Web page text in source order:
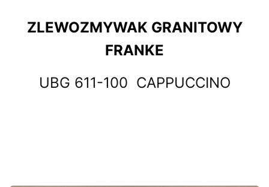
ZLEWOZMYWAK GRANITOWY
FRANKE
UBG 611-100 CAPPUCCINO